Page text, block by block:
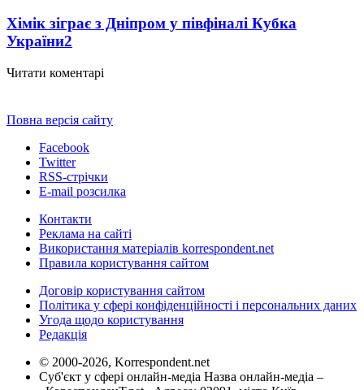
Хімік зіграє з Дніпром у півфіналі Кубка
України2
Читати коментарі
Повна версія сайту
Facebook
Twitter
RSS-стрічки
E-mail розсилка
Контакти
Реклама на сайті
Використання матеріалів korrespondent.net
Правила користування сайтом
Договір користування сайтом
Політика у сфері конфіденційності і персональних даних
Угода щодо користування
Редакція
© 2000-2026, Korrespondent.net
Суб'єкт у сфері онлайн-медіа Назва онлайн-медіа –